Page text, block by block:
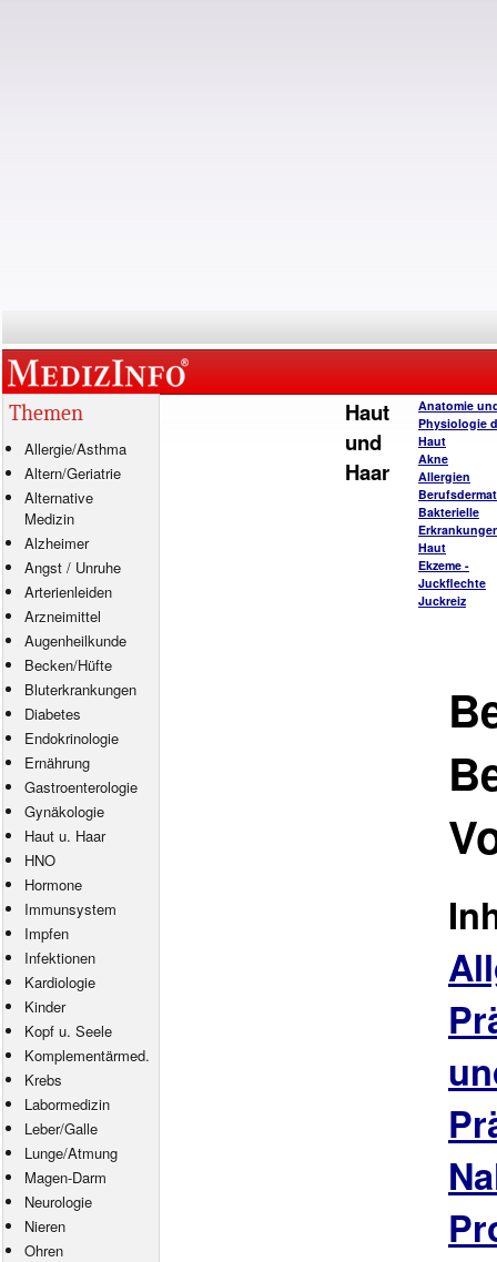
Haut
und
Haar
Anatomie
Physiologie
Haut
Akne
Allergien
Bakterielle
Haut
Ekzeme -
Juckflechte
Juckreiz
Themen
Allergie/Asthma
Altern/Geriatrie
Alternative
Medizin
Alzheimer
Angst / Unruhe
Arterienleiden
Arzneimittel
Augenheilkunde
Becken/Hüfte
Bluterkrankungen
Diabetes
Endokrinologie
Ernährung
Gastroenterologie
Gynäkologie
Haut u. Haar
HNO
Hormone
Immunsystem
Impfen
Infektionen
Kardiologie
Kinder
Kopf u. Seele
Komplementärmed.
Krebs
Labormedizin
Leber/Galle
Lunge/Atmung
Magen-Darm
Neurologie
Nieren
Ohren